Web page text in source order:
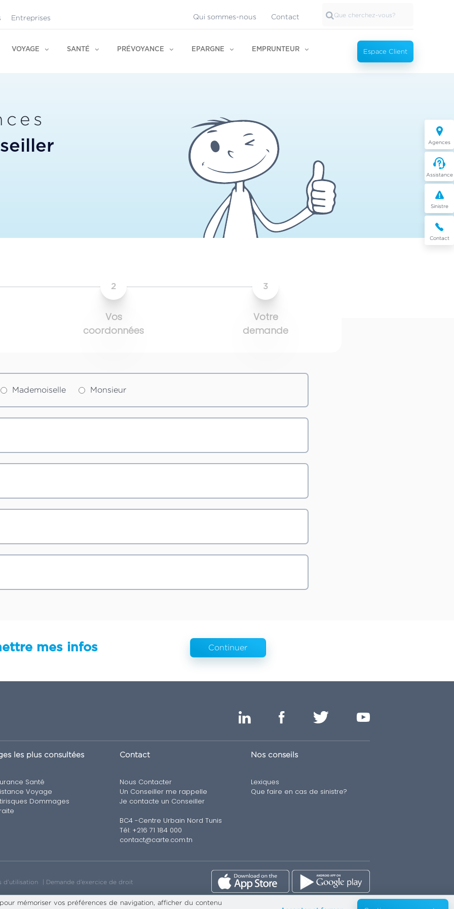
Entreprises Qui sommes-nous Contact
VOYAGE SANTÉ PRÉVOYANCE EPARGNE EMPRUNTEUR Espace Client
Agences
Assistance
Sinistre
Contact
2
Vos
coordonnées
3
Votre
demande
Mademoiselle Monsieur
mes infos Continuer
les plus consultées
Santé
Voyage
Dommages
Contact
Nous Contacter
Un Conseiller me rappelle
Je contacte un Conseiller
BC4 -Centre Urbain Nord Tunis
Tél: +216 71 184 000
contact@carte.com.tn
Nos conseils
Lexiques
Que faire en cas de sinistre?
d’utilisation Demande d’exercice de droit
mémoriser vos préférences de navigation, afficher du contenu